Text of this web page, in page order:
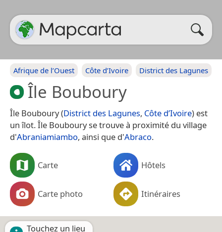
Afrique de l’Ouest Côte d’Ivoire District des Lagunes
Île Bouboury
Île Bouboury (District des Lagunes, Côte d’Ivoire) est
un îlot. Île Bouboury se trouve à proximité du village
d'Abraniamiambo, ainsi que d'Abraco.
Carte Hôtels
Carte photo Itinéraires
Touchez un lieu